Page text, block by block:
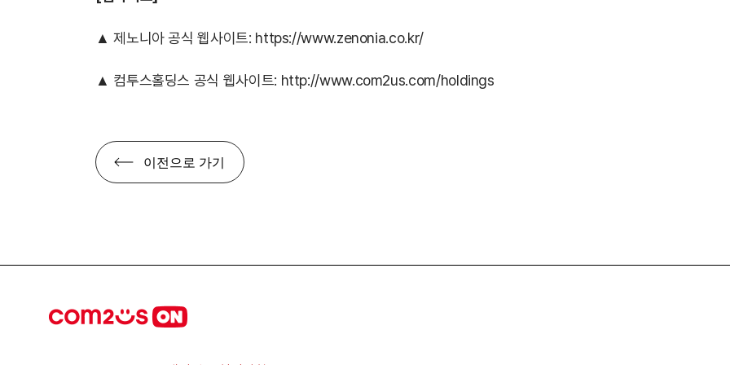
▲ 제노니아 공식 웹사이트: https://www.zenonia.co.kr/
▲ 컴투스홀딩스 공식 웹사이트: http://www.com2us.com/holdings
이전으로 가기